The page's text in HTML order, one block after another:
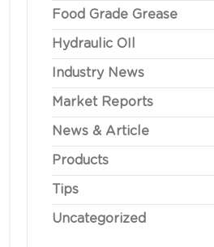
Food Grade Grease
Hydraulic OIl
Industry News
Market Reports
News & Article
Products
Tips
Uncategorized